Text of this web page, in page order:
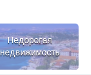
Недорогая
недвижимость